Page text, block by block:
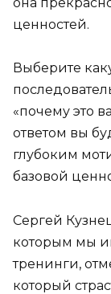
ценностей.
Выберите
«почему это
ответом вы
глубоким
базовой
Сергей
которым мы
тренинги,
который